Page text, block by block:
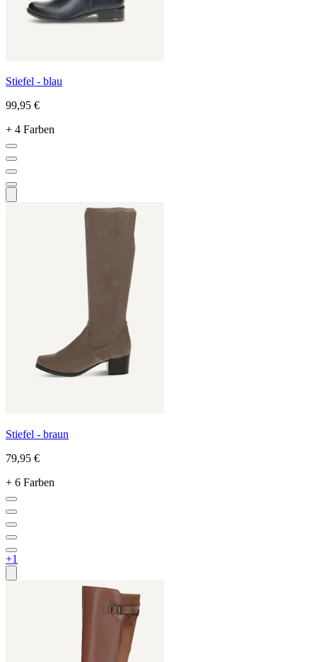
Stiefel - blau
99,95 €
+ 4 Farben
Stiefel - braun
79,95 €
+ 6 Farben
+1